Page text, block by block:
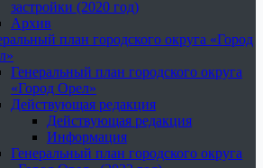
застройки (2020 год)
Архив
план городского округа «Город
Генеральный план городского округа
«Город Орел»
Действующая редакция
Действующая редакция
Информация
Генеральный план городского округа